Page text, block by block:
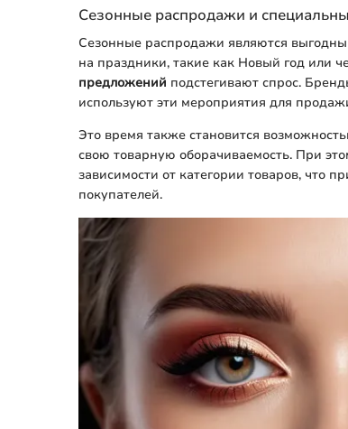
Сезонные распродажи и
Сезонные распродажи являются
на праздники, такие как Новый год или
предложений подстегивают спрос.
используют эти мероприятия для
Это время также становится
свою товарную оборачиваемость. При
зависимости от категории товаров, что
покупателей.